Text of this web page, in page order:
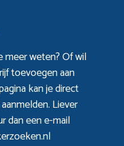
meer weten? Of wil
toevoegen aan
kan je direct
Liever
dan een e-mail